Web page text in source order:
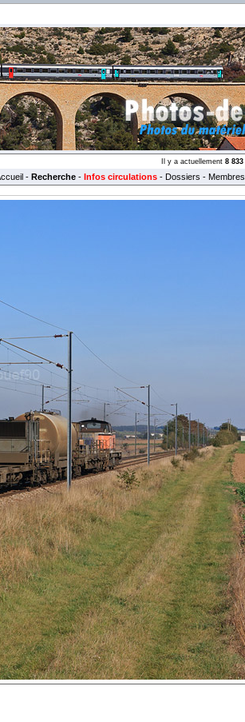
Il y a actuellement 8 833
- Recherche - Infos circulations - Dossiers - Membres